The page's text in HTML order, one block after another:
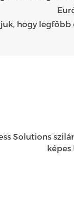
hogy legfőbb
Solutions